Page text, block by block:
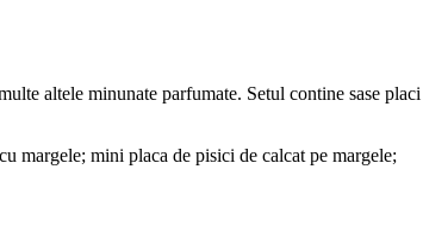
altele minunate parfumate. Setul contine sase placi
margele; mini placa de pisici de calcat pe margele;